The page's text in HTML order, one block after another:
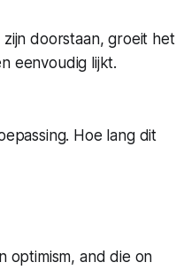
doorstaan, groeit het
eenvoudig lijkt.
Hoe lang dit
optimism, and die on